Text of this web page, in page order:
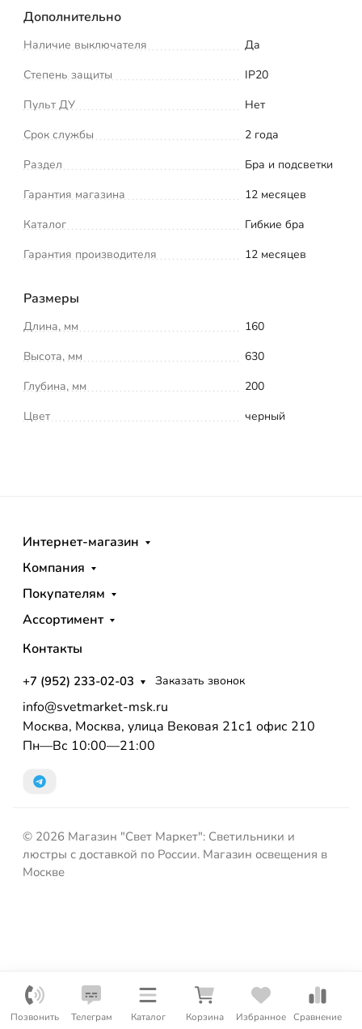
Позвонить Телеграм Каталог Корзина Избранное Сравнение
Дополнительно
Наличие выключателя
Да
Степень защиты
IP20
Пульт ДУ
Нет
Срок службы
2 года
Раздел
Бра и подсветки
Гарантия магазина
12 месяцев
Каталог
Гибкие бра
Гарантия производителя
12 месяцев
Размеры
Длина, мм
160
Высота, мм
630
Глубина, мм
200
Цвет
черный
Интернет-магазин
Компания
Покупателям
Ассортимент
Контакты
+7 (952) 233-02-03 Заказать звонок
info@svetmarket-msk.ru
Москва, Москва, улица Вековая 21с1 офис 210
Пн—Вс 10:00—21:00
© 2026 Магазин "Свет Маркет": Светильники и
люстры с доставкой по России. Магазин освещения в
Москве